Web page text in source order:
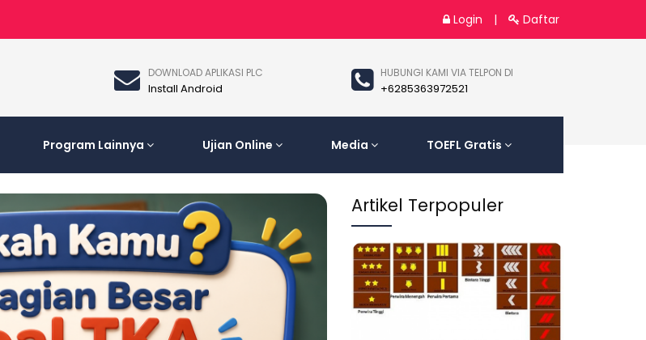
Login | Daftar
HUBUNGI KAMI VIA TELPON DI
+6285363972521
DOWNLOAD APLIKASI PLC
Install Android
Program Lainnya Ujian Online Media TOEFL Gratis
Artikel Terpopuler